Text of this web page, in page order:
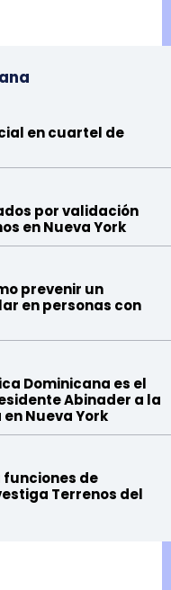
en cuartel de
por validación
en Nueva York
prevenir un
en personas con
Dominicana es el
Abinader a la
Nueva York
funciones de
Terrenos del